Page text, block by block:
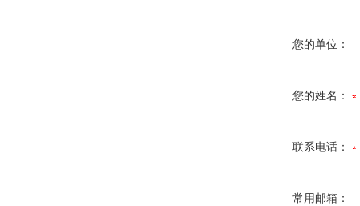
您的单位：
您的姓名：
联系电话：
常用邮箱：